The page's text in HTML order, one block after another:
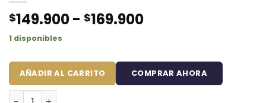
$149.900- $169.900Rango
desde
$149.900
hasta
1 disponibles
Juego de Duvet Hojas Verdes cantidad
AÑADIR AL CARRITO COMPRAR AHORA